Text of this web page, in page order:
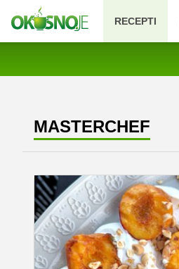
RECEPTI
MASTERCHEF